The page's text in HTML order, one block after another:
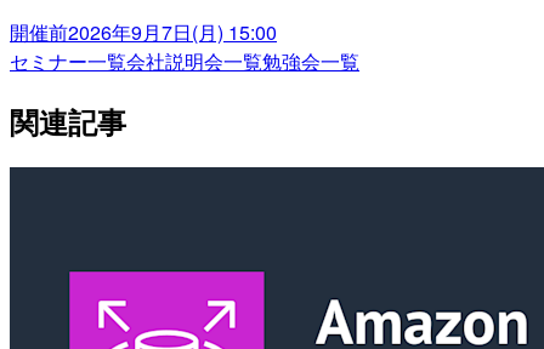
開催前2026年9月7日(月) 15:00
セミナー一覧会社説明会一覧勉強会一覧
関連記事